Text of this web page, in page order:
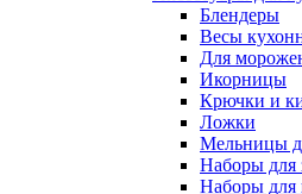
Блендеры
Весы
Для
Икорницы
Крючки и
Ложки
Мельницы
Наборы для
Наборы для